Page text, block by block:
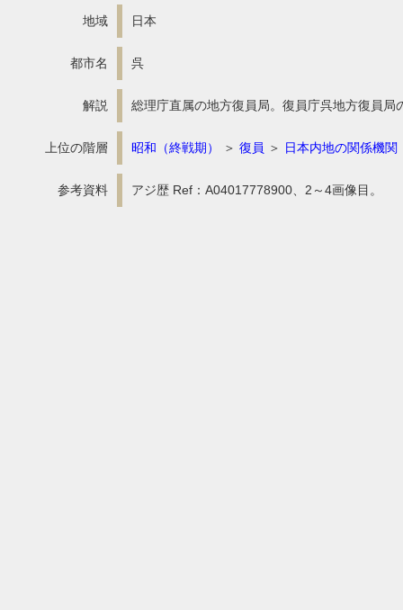
地域 日本
都市名 呉
解説 総理庁直属の地方復員局。復員庁呉地方復員局
上位の階層 昭和（終戦期） ＞ 復員 ＞ 日本内地の関係機関
参考資料 アジ歴 Ref：A04017778900、2～4画像目。